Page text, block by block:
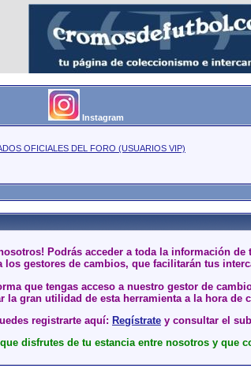
Instagram
OFICIALES DEL FORO (USUARIOS VIP)
Podrás acceder a toda la información
los gestores de cambios, que facilitarán tus
que tengas acceso a nuestro gestor de
la gran utilidad de esta herramienta a la hora de
registrarte aquí: Regístrate y consultar el
que disfrutes de tu estancia entre nosotros y que